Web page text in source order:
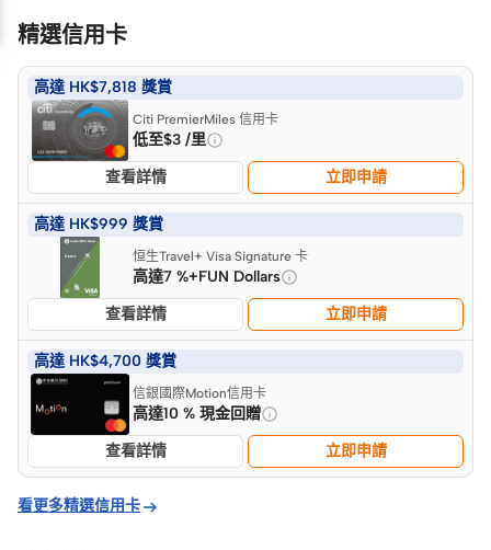
精選信用卡
高達 HK$7,818 獎賞
Citi PremierMiles 信用卡
低至$3 /里
查看詳情
立即申請
高達 HK$999 獎賞
恒生Travel+ Visa Signature 卡
高達7 %+FUN Dollars
查看詳情
立即申請
高達 HK$4,700 獎賞
信銀國際Motion信用卡
高達10 % 現金回贈
查看詳情
立即申請
看更多精選信用卡